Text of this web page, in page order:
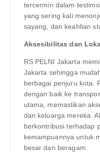
tercermin dalam
yang sering kali
sayang, dan keahlian
Aksesibilitas dan
RS PELNI Jakarta
Jakarta sehingga
berbagai penjuru kota.
dengan baik ke
utama, memastikan
dan keluarga mereka.
berkontribusi terhadap
kemampuannya untuk
besar dan beragam.